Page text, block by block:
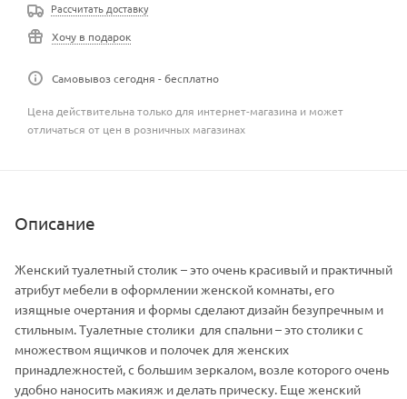
Рассчитать доставку
Хочу в подарок
Самовывоз сегодня - бесплатно
Цена действительна только для интернет-магазина и может
отличаться от цен в розничных магазинах
Описание
Женский туалетный столик – это очень красивый и практичный
атрибут мебели в оформлении женской комнаты, его
изящные очертания и формы сделают дизайн безупречным и
стильным. Туалетные столики для спальни – это столики с
множеством ящичков и полочек для женских
принадлежностей, с большим зеркалом, возле которого очень
удобно наносить макияж и делать прическу. Еще женский